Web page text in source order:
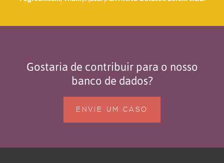
Gostaria de contribuir para o nosso
banco de dados?
ENVIE UM CASO